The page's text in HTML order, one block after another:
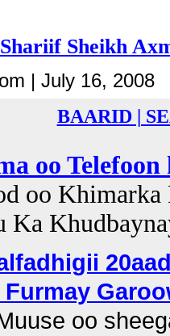
Sheikh
| July 16, 2008
BAARID |
oo
oo
Ka
oo